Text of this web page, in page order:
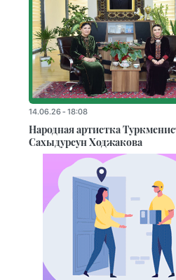
14.06.26 - 18:08
Народная артистка
Сахыдурсун Ходжакова